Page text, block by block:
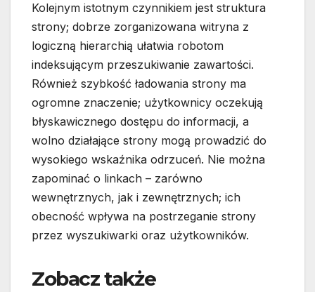
Kolejnym istotnym czynnikiem jest struktura
strony; dobrze zorganizowana witryna z
logiczną hierarchią ułatwia robotom
indeksującym przeszukiwanie zawartości.
Również szybkość ładowania strony ma
ogromne znaczenie; użytkownicy oczekują
błyskawicznego dostępu do informacji, a
wolno działające strony mogą prowadzić do
wysokiego wskaźnika odrzuceń. Nie można
zapominać o linkach – zarówno
wewnętrznych, jak i zewnętrznych; ich
obecność wpływa na postrzeganie strony
przez wyszukiwarki oraz użytkowników.
Zobacz także